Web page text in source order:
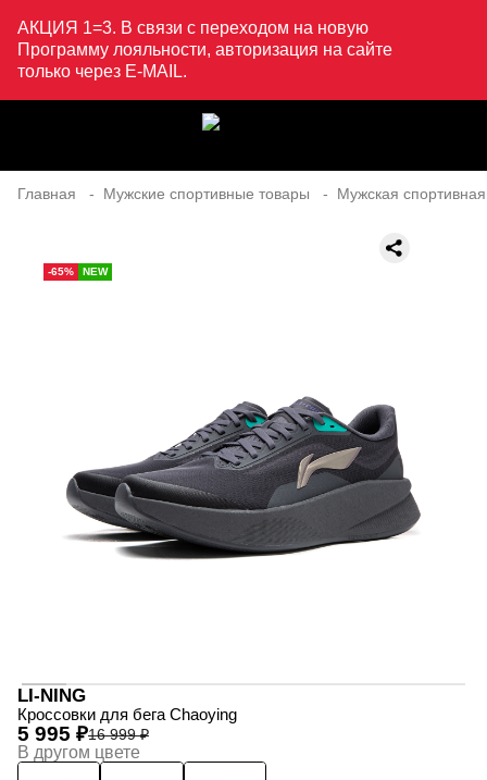
АКЦИЯ 1=3. В связи с переходом на новую
Программу лояльности, авторизация на сайте
только через E-MAIL.
Главная Мужские спортивные товары Мужская
-65% NEW
LI-NING
Кроссовки для бега Chaoying
16 999 ₽
5 995 ₽
В другом цвете